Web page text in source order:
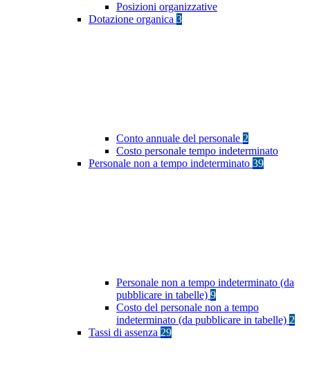
Posizioni organizzative
Dotazione organica 3
Conto annuale del personale 2
Costo personale tempo indeterminato
Personale non a tempo indeterminato 39
Personale non a tempo indeterminato (da
pubblicare in tabelle) 9
Costo del personale non a tempo
indeterminato (da pubblicare in tabelle) 2
Tassi di assenza 29